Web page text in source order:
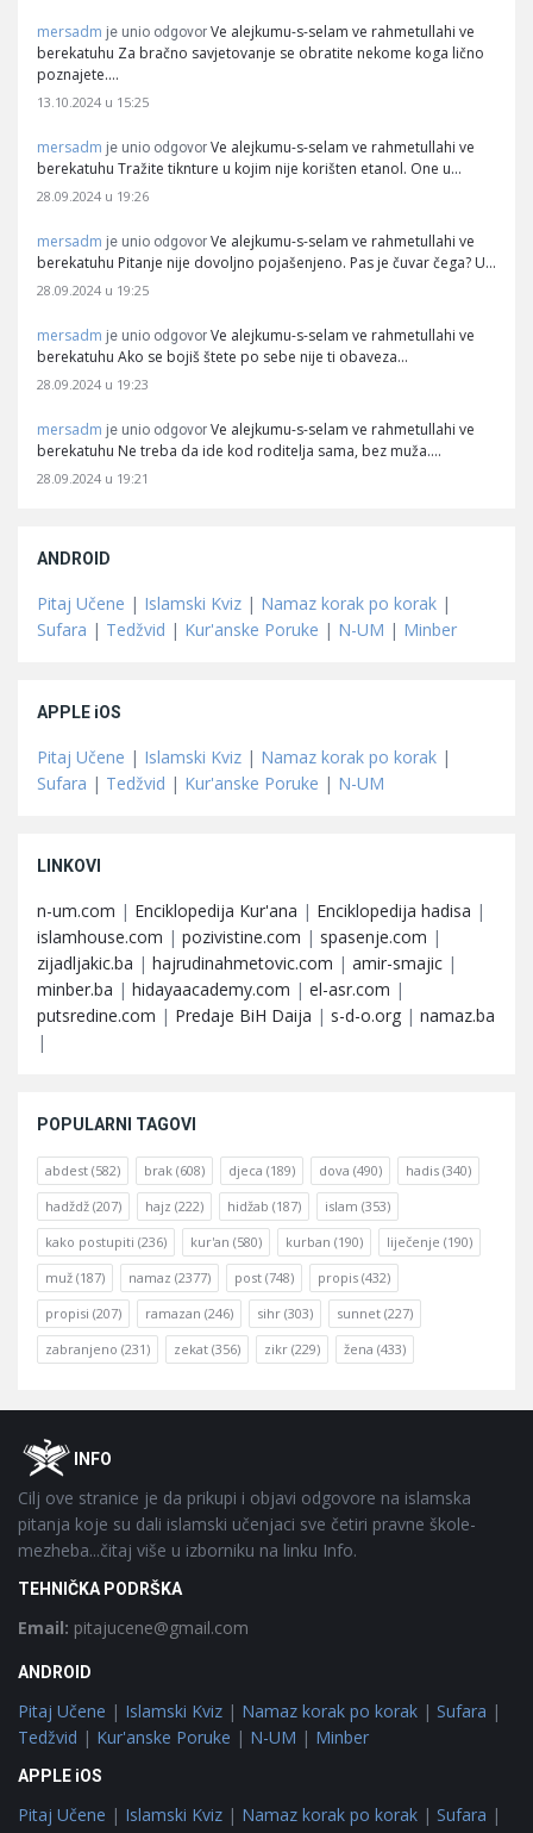
mersadm je unio odgovor Ve alejkumu-s-selam ve rahmetullahi ve
berekatuhu Za bračno savjetovanje se obratite nekome koga lično
poznajete.…
13.10.2024 u 15:25
mersadm je unio odgovor Ve alejkumu-s-selam ve rahmetullahi ve
berekatuhu Tražite tiknture u kojim nije korišten etanol. One u…
28.09.2024 u 19:26
mersadm je unio odgovor Ve alejkumu-s-selam ve rahmetullahi ve
berekatuhu Pitanje nije dovoljno pojašenjeno. Pas je čuvar čega? U…
28.09.2024 u 19:25
mersadm je unio odgovor Ve alejkumu-s-selam ve rahmetullahi ve
berekatuhu Ako se bojiš štete po sebe nije ti obaveza…
28.09.2024 u 19:23
mersadm je unio odgovor Ve alejkumu-s-selam ve rahmetullahi ve
berekatuhu Ne treba da ide kod roditelja sama, bez muža.…
28.09.2024 u 19:21
ANDROID
Pitaj Učene | Islamski Kviz | Namaz korak po korak |
Sufara | Tedžvid | Kur'anske Poruke | N-UM | Minber
APPLE iOS
Pitaj Učene | Islamski Kviz | Namaz korak po korak |
Sufara | Tedžvid | Kur'anske Poruke | N-UM
LINKOVI
n-um.com | Enciklopedija Kur'ana | Enciklopedija hadisa |
islamhouse.com | pozivistine.com | spasenje.com |
zijadljakic.ba | hajrudinahmetovic.com | amir-smajic |
minber.ba | hidayaacademy.com | el-asr.com |
putsredine.com | Predaje BiH Daija | s-d-o.org | namaz.ba
|
POPULARNI TAGOVI
abdest (582) brak (608) djeca (189) dova (490) hadis (340)
hadždž (207) hajz (222) hidžab (187) islam (353)
kako postupiti (236) kur'an (580) kurban (190) liječenje (190)
muž (187) namaz (2377) post (748) propis (432)
propisi (207) ramazan (246) sihr (303) sunnet (227)
zabranjeno (231) zekat (356) zikr (229) žena (433)
FooterOINFO
Cilj ove stranice je da prikupi i objavi odgovore na islamska
pitanja koje su dali islamski učenjaci sve četiri pravne škole-
mezheba...čitaj više u izborniku na linku Info.
TEHNIČKA PODRŠKA
Email: pitajucene@gmail.com
ANDROID
Pitaj Učene | Islamski Kviz | Namaz korak po korak | Sufara |
Tedžvid | Kur'anske Poruke | N-UM | Minber
APPLE iOS
Pitaj Učene | Islamski Kviz | Namaz korak po korak | Sufara |